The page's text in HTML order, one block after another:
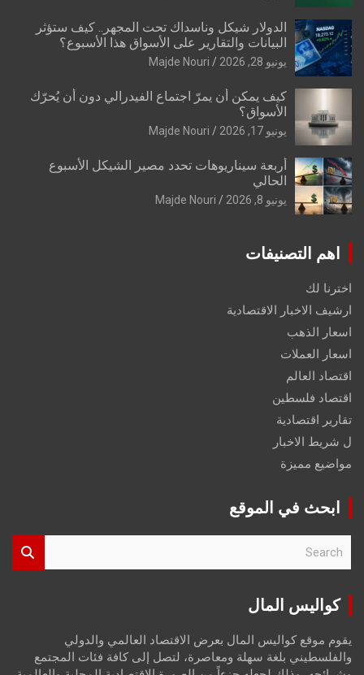
الدولار شيكل وناسداك تحت المجهر.. كيف ستؤثر
البيانات والتقارير على الأسواق هذا الأسبوع؟
يونيو 28, 2026 Majde Nouri
كيف يمكن أن يمرّ اجتماع الفيدرالي دون أن يُحرّك
الأسواق؟
يونيو 17, 2026 Majde Nouri
أربعة سيناريوهات تحدد مصير الشيكل الأسبوع
الحالي
يونيو 8, 2026 Majde Nouri
اهم التصنيفات
اخترنا لك
ارشيف الاخبار الاقتصادية
اسعار الذهب
اسعار العملات
اقتصاد العالم
اقتصاد فلسطين
تقارير اقتصادية
ل شريط الاخبار
مواضيع مميزة
ابحث في الموقع
r
كواليس المال
يقوم موقع كواليس المال بعرض الاقتصاد العالمي والدولي
والفلسطيني بلغة سهلة ومعاصرة، لتصل إلى كافة فئات المجتمع